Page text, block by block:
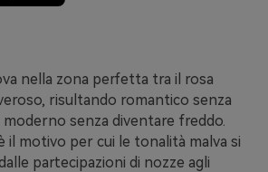
nella zona perfetta tra il rosa
risultando romantico senza
moderno senza diventare freddo.
il motivo per cui le tonalità malva si
partecipazioni di nozze agli